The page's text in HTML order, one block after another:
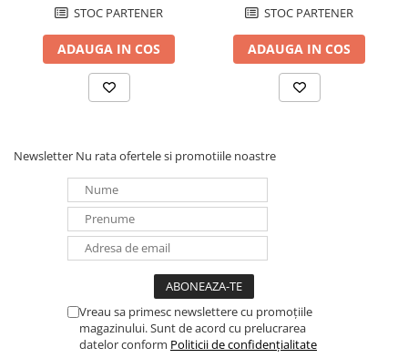
Frigidere portabile
Panouri portabile
Racire/Incalzire
Statii energie portabile
Intrerupatoare si prize
Dulapuri pentru cablare
Sigurante
Tablouri electrice
Lumina (Becuri si Lanterne)
Laptop & PC accesorii, baterii,
cabluri USB, prelungitoare USB
STOC PARTENER
ADAUGA IN COS
STOC PARTENER
ADAUGA IN COS
Newsletter Nu rata ofertele si promotiile noastre
Vreau sa primesc newslettere cu promoțiile
magazinului. Sunt de acord cu prelucrarea
datelor conform Politicii de confidențialitate